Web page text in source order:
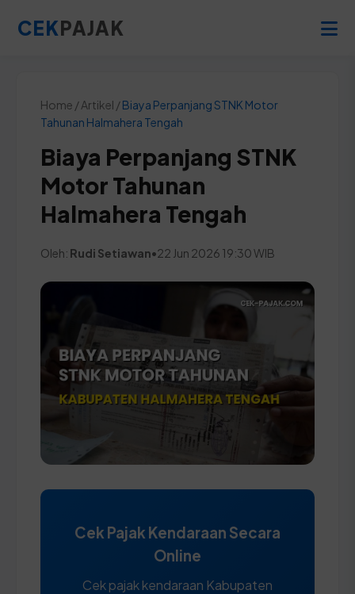
CEKPAJAK
Home / Artikel /Biaya Perpanjang STNK Motor
Tahunan Halmahera Tengah
Biaya Perpanjang STNK
Motor Tahunan
Halmahera Tengah
Oleh: Rudi Setiawan•22 Jun 2026 19:30 WIB
Cek Pajak Kendaraan Secara
Online
Cek pajak kendaraan Kabupaten